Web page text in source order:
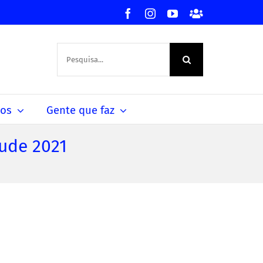
FacebookInstagram
YouTubeFacebook
-
Gente que faz
2021